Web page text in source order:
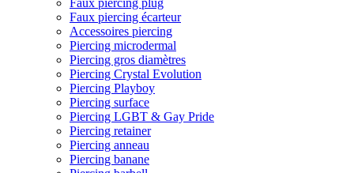
Faux piercing plug
Faux piercing écarteur
Accessoires piercing
Piercing microdermal
Piercing gros diamètres
Piercing Crystal Evolution
Piercing Playboy
Piercing surface
Piercing LGBT & Gay Pride
Piercing retainer
Piercing anneau
Piercing banane